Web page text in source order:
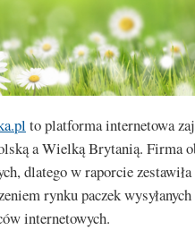
to platforma internetowa
a Wielką Brytanią. Firma
dlatego w raporcie
rynku paczek
internetowych.